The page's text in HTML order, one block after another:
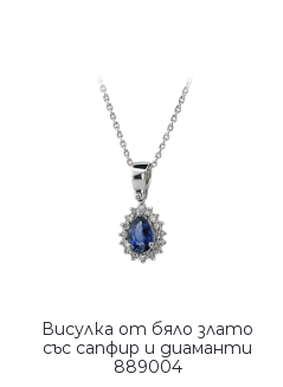
Висулка от бяло злато
със сапфир и диаманти
889004